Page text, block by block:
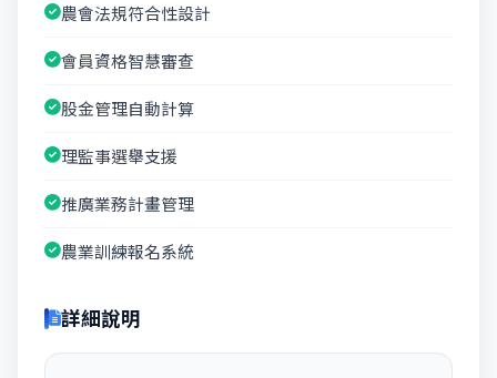
農會法規符合性設計
會員資格智慧審查
股金管理自動計算
理監事選舉支援
推廣業務計畫管理
農業訓練報名系統
詳細說明